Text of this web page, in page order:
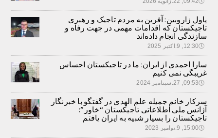
پاول زاروبین: آفرین به مردم تاجیک و رهبری
تاجیکستان که اقدامات مهمی در جهت رفاه و
سازندگی انجام داده‌اند
🕔12:30, 9.اکتبر 2025
سارا احمدی از ایران: ما در تاجیکستان احساس
غریبگی نمی کنیم
🕔09:53, 27.سپتامبر 2024
سرکار خانم جمیله علم الهدی در گفتگو با خبرنگار
آژانس ملی اطلاعاتی تاجیکستان “خاور”:
تاجیکستان را بسیار شبیه به ایران یافتم
🕔15:00, 9.نوامبر 2023